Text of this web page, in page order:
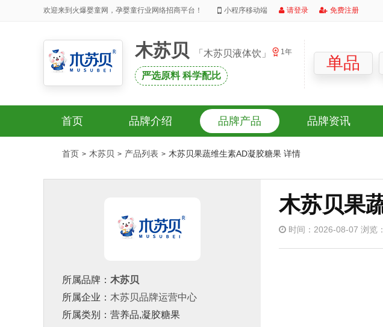
欢迎来到火爆婴童网，孕婴童行业网络招商平台！ 小程序移动端 请登录 免费注册
木苏贝 「木苏贝液体饮」 1年
严选原料 科学配比
单品
首页 品牌介绍 品牌产品 品牌资讯
首页 > 木苏贝 > 产品列表 > 木苏贝果蔬维生素AD凝胶糖果 详情
所属品牌： 木苏贝
所属企业： 木苏贝品牌运营中心
所属类别：营养品,凝胶糖果
木苏贝果
时间：2026-08-07 浏览